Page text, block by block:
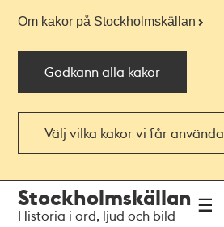
Om kakor på Stockholmskällan
Godkänn alla kakor
Välj vilka kakor vi får använda
navigationen
huvudinnehållet
Stockholmskällan
Historia i ord, ljud och bild